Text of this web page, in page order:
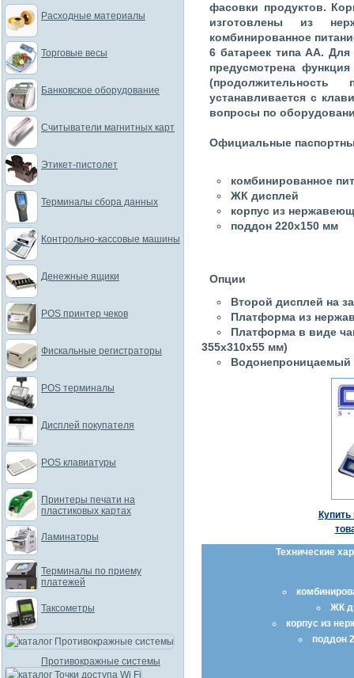
фасовки продуктов.
изготовлены из
комбинированное
6 батареек типа АА. Для
предусмотрена
устанавливается с
вопросы по
Официальные
комбинированное
ЖК дисплей
корпус из
поддон 220х150 мм
Опции
Второй дисплей на
Платформа из
Платформа в виде
355x310x55 мм)
Водонепроницаемый
Технические
ЖК
корпус из
поддон
Расходные материалы
Торговые весы
Банковское оборудование
Считыватели магнитных карт
Этикет-пистолет
Терминалы сбора данных
Контрольно-кассовые машины
Денежные ящики
POS принтер чеков
Фискальные регистраторы
POS терминалы
Дисплей покупателя
POS клавиатуры
Принтеры печати на
пластиковых картах
Ламинаторы
Терминалы по приему
платежей
Таксометры
Противокражные системы